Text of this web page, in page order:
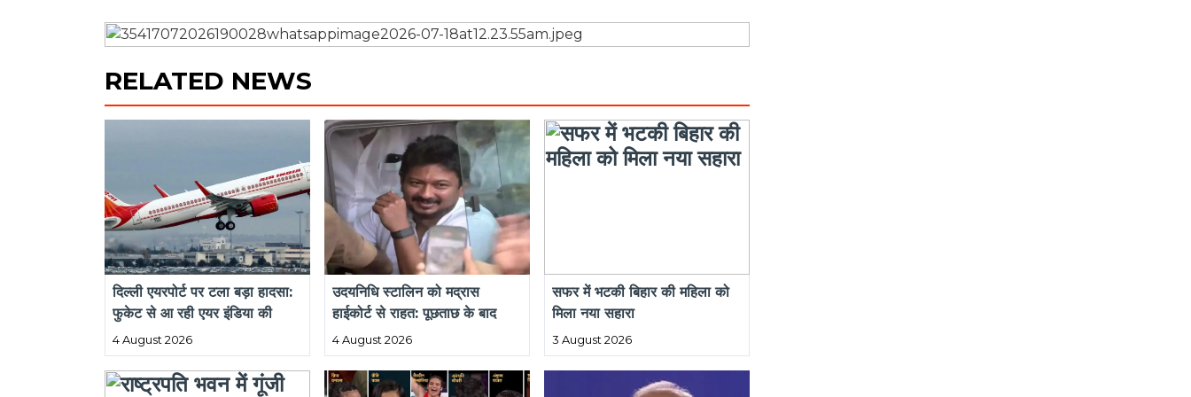
स्वामी / संपादक : ज्वाला प्रसाद अग्रवाल
मध्य प्रदेश
छत्तीसगढ़ जनसंपर्क
जरा हट के
अन्य लिंक
Privacy Policy
Term & Condition
बैंक का नाम: IDBI BANK
Address: Dani building, Polsaipara,
station road, Durg, C.G. - 490001
Copyright 2025-26 JwalaExpress - All Rights Reserved